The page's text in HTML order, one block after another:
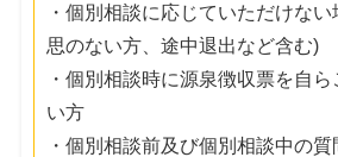
・個別相談に応じていただけな
思のない方、途中退出など含む)
・個別相談時に源泉徴収票を自
い方
・個別相談前及び個別相談中の